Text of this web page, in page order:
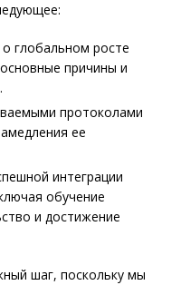
глобальном росте
причины и
протоколами
ее
интеграции
обучение
и достижение
шаг, поскольку мы